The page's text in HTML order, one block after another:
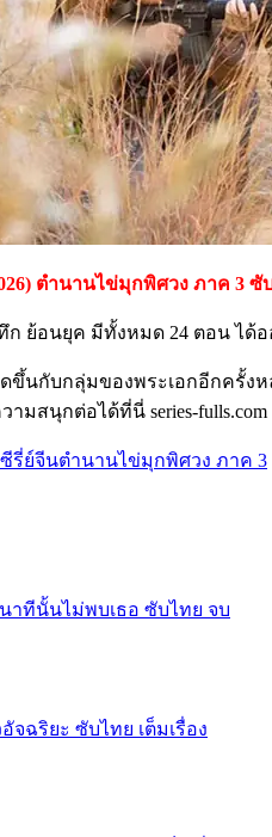
ตํานานไข่มุกพิศวง ภาค 3 ซั
ย้อนยุค มีทั้งหมด 24 ตอน ได้อ
ดขึ้นกับกลุ่มของพระเอกอีกครั้
มสนุกต่อได้ที่นี่ series-fulls.com
ซีรี่ย์จีนตํานานไข่มุกพิศวง ภาค 3
นาทีนั้นไม่พบเธอ ซับไทย จบ
จฉริยะ ซับไทย เต็มเรื่อง